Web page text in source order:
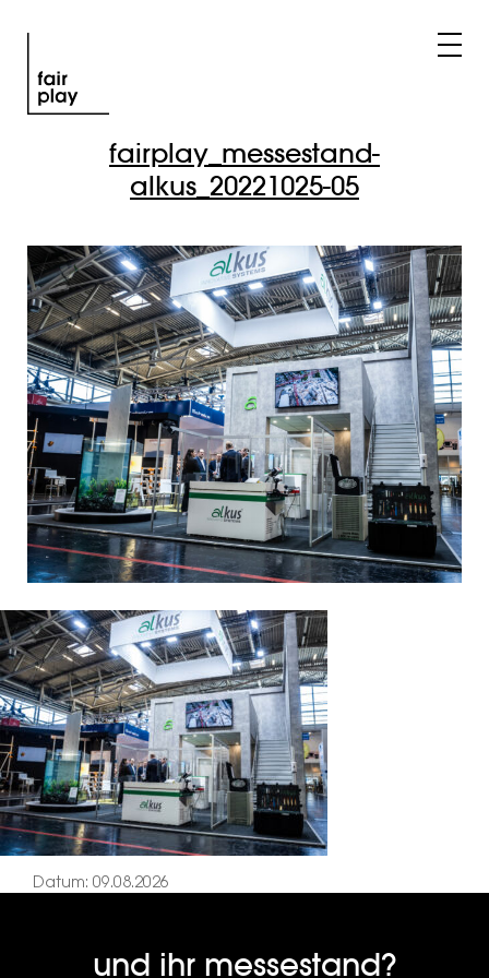
fairplay_messestand-
alkus_20221025-05
Datum: 09.08.2026
und ihr messestand?